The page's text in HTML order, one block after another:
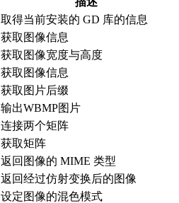
取得当前安装的 GD 库的信息
获取图像信息
获取图像宽度与高度
获取图像信息
获取图片后缀
输出WBMP图片
连接两个矩阵
获取矩阵
返回图像的 MIME 类型
返回经过仿射变换后的图像
设定图像的混色模式